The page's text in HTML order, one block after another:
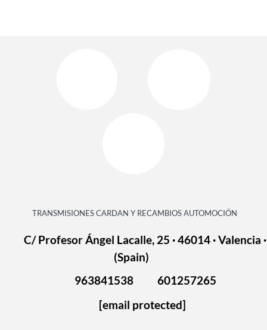
TRANSMISIONES CARDAN Y RECAMBIOS AUTOMOCIÓN
C/ Profesor Ángel Lacalle, 25 · 46014 · Valencia ·
(Spain)
963841538
601257265
[email protected]